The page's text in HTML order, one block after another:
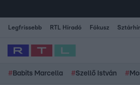
Legfrissebb RTL Híradó Fókusz
# Babits Marcella #Szellő István #